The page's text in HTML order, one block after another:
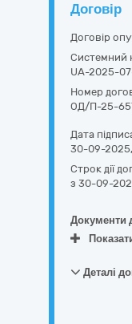
Договір
Договір
Системний
UA-2025-
Номер
ОД/П-25-
Дата
30-09-
Строк дії
з 30-09-
Документи
Деталі